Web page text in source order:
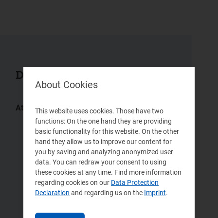
Documenti collegati
Atti:
19/2026/R/rif
591/2025/R/rif
397/2025/R/rif
376/2025/R/rif
352/2025/R/rif
194/2025/R/rif
148/2025/R/rif
68/2025/R/rif
41/2025/R/rif
13/2025/R/rif
598/2024/R/rif
568/2024/R/rif
544/2024/R/rif
About Cookies
This website uses cookies. Those have two
functions: On the one hand they are providing
basic functionality for this website. On the other
hand they allow us to improve our content for
you by saving and analyzing anonymized user
data. You can redraw your consent to using
these cookies at any time. Find more information
regarding cookies on our Data Protection
Declaration and regarding us on the Imprint.